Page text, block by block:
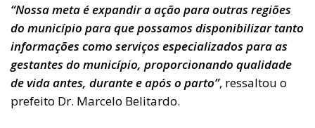
“Nossa meta é expandir a ação para outras regiões
do município para que possamos disponibilizar tanto
informações como serviços especializados para as
gestantes do município, proporcionando qualidade
de vida antes, durante e após o parto”, ressaltou o
prefeito Dr. Marcelo Belitardo.